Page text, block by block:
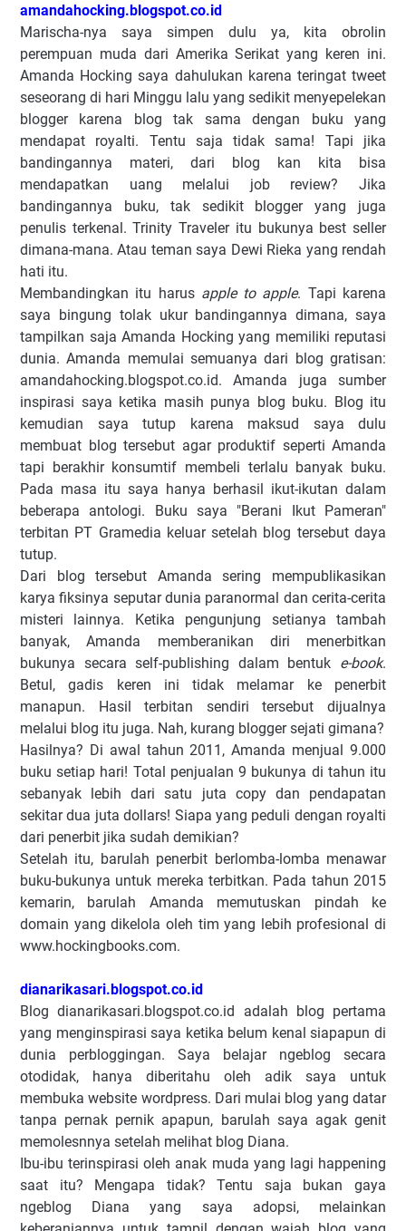
amandahocking.blogspot.co.id
Marischa-nya saya simpen dulu ya, kita obrolin
perempuan muda dari Amerika Serikat yang keren ini.
Amanda Hocking saya dahulukan karena teringat tweet
seseorang di hari Minggu lalu yang sedikit menyepelekan
blogger karena blog tak sama dengan buku yang
mendapat royalti. Tentu saja tidak sama! Tapi jika
bandingannya materi, dari blog kan kita bisa
mendapatkan uang melalui job review? Jika
bandingannya buku, tak sedikit blogger yang juga
penulis terkenal. Trinity Traveler itu bukunya best seller
dimana-mana. Atau teman saya Dewi Rieka yang rendah
hati itu.
Membandingkan itu harus apple to apple. Tapi karena
saya bingung tolak ukur bandingannya dimana, saya
tampilkan saja Amanda Hocking yang memiliki reputasi
dunia. Amanda memulai semuanya dari blog gratisan:
amandahocking.blogspot.co.id. Amanda juga sumber
inspirasi saya ketika masih punya blog buku. Blog itu
kemudian saya tutup karena maksud saya dulu
membuat blog tersebut agar produktif seperti Amanda
tapi berakhir konsumtif membeli terlalu banyak buku.
Pada masa itu saya hanya berhasil ikut-ikutan dalam
beberapa antologi. Buku saya "Berani Ikut Pameran"
terbitan PT Gramedia keluar setelah blog tersebut daya
tutup.
Dari blog tersebut Amanda sering mempublikasikan
karya fiksinya seputar dunia paranormal dan cerita-cerita
misteri lainnya. Ketika pengunjung setianya tambah
banyak, Amanda memberanikan diri menerbitkan
bukunya secara self-publishing dalam bentuk e-book.
Betul, gadis keren ini tidak melamar ke penerbit
manapun. Hasil terbitan sendiri tersebut dijualnya
melalui blog itu juga. Nah, kurang blogger sejati gimana?
Hasilnya? Di awal tahun 2011, Amanda menjual 9.000
buku setiap hari! Total penjualan 9 bukunya di tahun itu
sebanyak lebih dari satu juta copy dan pendapatan
sekitar dua juta dollars! Siapa yang peduli dengan royalti
dari penerbit jika sudah demikian?
Setelah itu, barulah penerbit berlomba-lomba menawar
buku-bukunya untuk mereka terbitkan. Pada tahun 2015
kemarin, barulah Amanda memutuskan pindah ke
domain yang dikelola oleh tim yang lebih profesional di
www.hockingbooks.com.
dianarikasari.blogspot.co.id
Blog dianarikasari.blogspot.co.id adalah blog pertama
yang menginspirasi saya ketika belum kenal siapapun di
dunia perbloggingan. Saya belajar ngeblog secara
otodidak, hanya diberitahu oleh adik saya untuk
membuka website wordpress. Dari mulai blog yang datar
tanpa pernak pernik apapun, barulah saya agak genit
memolesnnya setelah melihat blog Diana.
Ibu-ibu terinspirasi oleh anak muda yang lagi happening
saat itu? Mengapa tidak? Tentu saja bukan gaya
ngeblog Diana yang saya adopsi, melainkan